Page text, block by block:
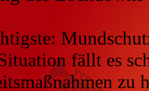
fällt es
zu